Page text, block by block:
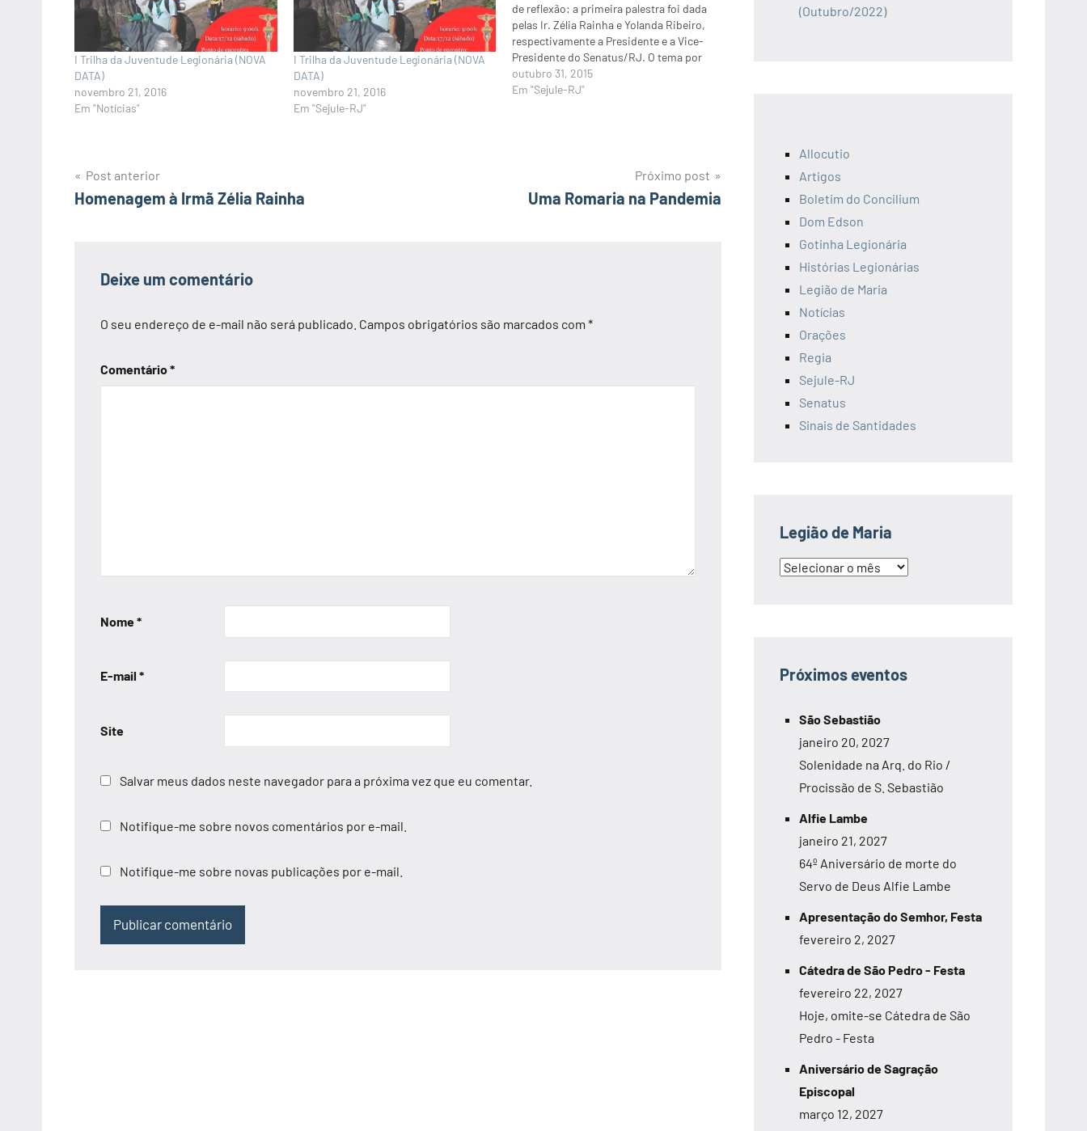
I Trilha da Juventude Legionária (NOVA
DATA)
novembro 21, 2016
Em "Notícias"
I Trilha da Juventude Legionária (NOVA
DATA)
novembro 21, 2016
Em "Sejule-RJ"
de reflexão: a primeira palestra foi dada
pelas Ir. Zélia Rainha e Yolanda Ribeiro,
respectivamente a Presidente e a Vice-
Presidente do Senatus/RJ. O tema por
elas abordado foi extraído do Cap. 32,
item 4, do Manual: “Os jovens trabalham
outubro 31, 2015
Em "Sejule-RJ"
Navegação
de
Post anterior
Homenagem à Irmã Zélia Rainha
Próximo post
Uma Romaria na Pandemia
Deixe um comentário
O seu endereço de e-mail não será publicado. Campos obrigatórios são marcados com *
Comentário*
Nome*
E-mail *
Site
Salvar meus dados neste navegador para a próxima vez que eu comentar.
Notifique-me sobre novos comentários por e-mail.
Notifique-me sobre novas publicações por e-mail.
(Outubro/2022)
Allocutio
Artigos
Boletim do Concilium
Dom Edson
Gotinha Legionária
Histórias Legionárias
Legião de Maria
Notícias
Orações
Regia
Sejule-RJ
Senatus
Sinais de Santidades
Legião de Maria
Legião
Próximos eventos
São Sebastião
janeiro 20, 2027
Solenidade na Arq. do Rio /
Procissão de S. Sebastião
Alfie Lambe
janeiro 21, 2027
64º Aniversário de morte do
Servo de Deus Alfie Lambe
Apresentação do Semhor, Festa
fevereiro 2, 2027
Cátedra de São Pedro - Festa
fevereiro 22, 2027
Hoje, omite-se Cátedra de São
Pedro - Festa
Aniversário de Sagração
Episcopal
março 12, 2027